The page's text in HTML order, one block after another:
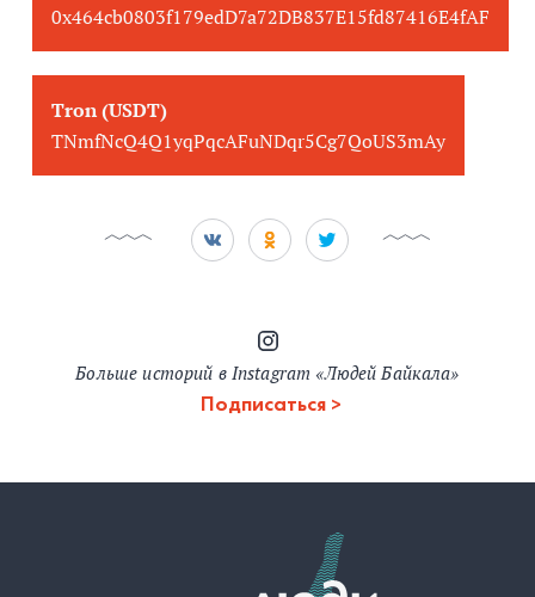
0x464cb0803f179edD7a72DB837E15fd87416E4fAF
Tron (USDT)
TNmfNcQ4Q1yqPqcAFuNDqr5Cg7QoUS3mAy
Больше историй в Instagram «Людей Байкала»
Подписаться